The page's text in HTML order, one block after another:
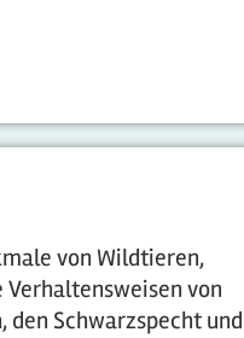
von Wildtieren,
von
den Schwarzspecht und